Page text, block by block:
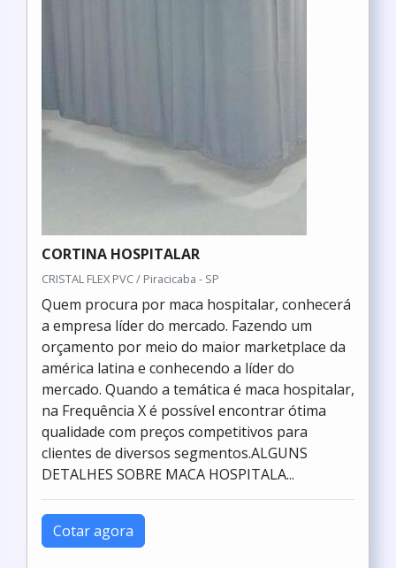
CORTINA HOSPITALAR
CRISTAL FLEX PVC / Piracicaba - SP
Quem procura por maca hospitalar, conhecerá
a empresa líder do mercado. Fazendo um
orçamento por meio do maior marketplace da
américa latina e conhecendo a líder do
mercado. Quando a temática é maca hospitalar,
na Frequência X é possível encontrar ótima
qualidade com preços competitivos para
clientes de diversos segmentos.ALGUNS
DETALHES SOBRE MACA HOSPITALA...
Cotar agora